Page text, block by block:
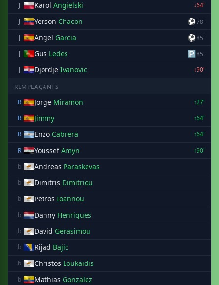
J
Karol Angielski
↓64'
J
Yerson Chacon ⚽78'
J
Angel Garcia ⚽85'
J
Gus Ledes 🅿85'
J
Djordje Ivanovic ↓90'
REMPLAÇANTS
R
Jorge Miramon
↑27'
R
Jimmy
↑64'
R
Enzo Cabrera
↑64'
R
YoussefAmyn
↑90'
b
Andreas Paraskevas
b Dimitris Dimitriou
b Petros Ioannou
b Danny Henriques
b David Gerasimou
b Rijad Bajic
b Christos Loukaidis
b Mathias Gonzalez